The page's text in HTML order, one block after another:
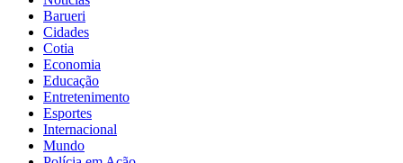
Barueri
Cidades
Cotia
Economia
Educação
Entretenimento
Esportes
Internacional
Mundo